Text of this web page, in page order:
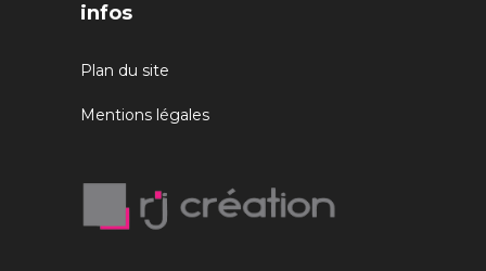
infos
Plan du site
Mentions légales